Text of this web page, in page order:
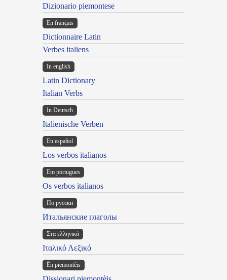
Dizionario piemontese
En français
Dictionnaire Latin
Verbes italiens
In english
Latin Dictionary
Italian Verbs
In Deutsch
Italienische Verben
En español
Los verbos italianos
Em portugues
Os verbos italianos
По русски
Итальянские глаголы
Στα ελληνικά
Ιταλικό Λεξικό
Ën piemontèis